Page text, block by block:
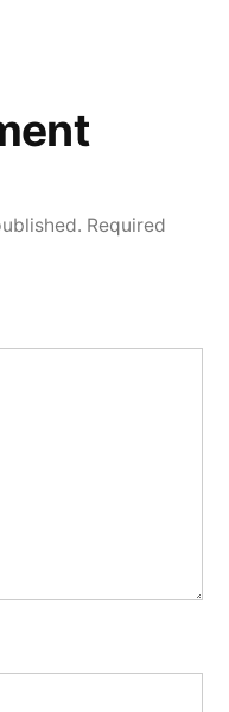
Required